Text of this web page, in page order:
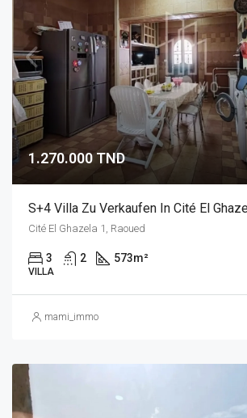
1.270.000 TND
Cité El Ghazela 1, Raoued
3 2 573m²
VILLA
mami_immo